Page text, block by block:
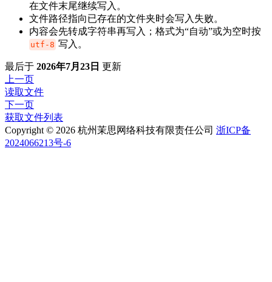
在文件末尾继续写入。
文件路径指向已存在的文件夹时会写入失败。
内容会先转成字符串再写入；格式为“自动”或为空时按
utf-8 写入。
最后于 2026年7月23日 更新
上一页
读取文件
下一页
获取文件列表
Copyright © 2026 杭州茉思网络科技有限责任公司 浙ICP备
2024066213号-6